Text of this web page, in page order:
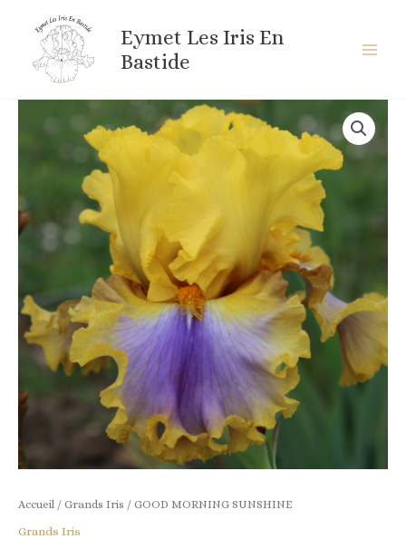
contenu
Eymet Les Iris En
Bastide
Accueil / Grands Iris / GOOD MORNING SUNSHINE
Grands Iris
SUNSHINE